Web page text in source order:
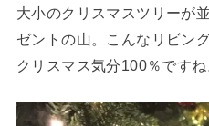
大小のクリスマスツリーが
ゼントの山。こんなリビン
クリスマス気分100％ですね